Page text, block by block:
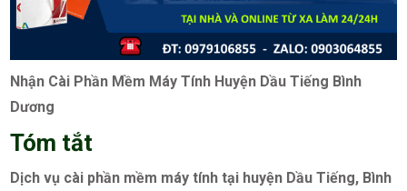
Nhận Cài Phần Mềm Máy Tính Huyện Dầu Tiếng Bình
Dương
Tóm tắt
Dịch vụ cài phần mềm máy tính tại huyện Dầu Tiếng, Bình